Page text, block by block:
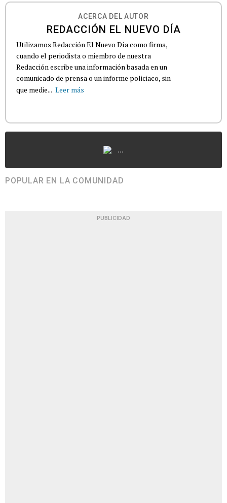
ACERCA DEL AUTOR
REDACCIÓN EL NUEVO DÍA
Utilizamos Redacción El Nuevo Día como firma,
cuando el periodista o miembro de nuestra
Redacción escribe una información basada en un
comunicado de prensa o un informe policiaco, sin
que medie... Leer más
...
POPULAR EN LA COMUNIDAD
PUBLICIDAD